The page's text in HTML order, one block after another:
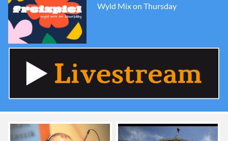
Wyld Mix on Thursday